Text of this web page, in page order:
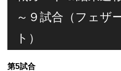
～９試合（フェザ
ト）
第5試合